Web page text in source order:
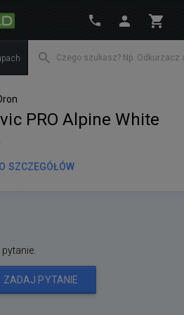
PRO Alpine White
SZCZEGÓŁÓW
ZADAJ PYTANIE